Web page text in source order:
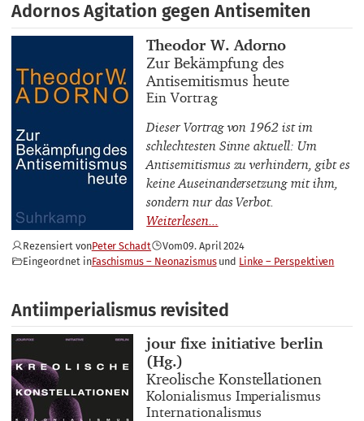
Adornos Agitation gegen Antisemiten
Buchautor_innen
Theodor W. Adorno
Buchtitel
Zur Bekämpfung des
Antisemitismus heute
Buchuntertitel
Ein Vortrag
Dieser Vortrag von 1962 ist im
schlechtesten Sinne aktuell: Um
Antisemitismus zu verhindern, gibt es
keine Auseinandersetzung mit ihm,
sondern nur das Verbot.
Rezensiert vonPeter Schadt Vom09. April 2024
Eingeordnet inFaschismus – Neonazismus Linke – Perspektiven
Antiimperialismus revisited
Buchautor_innen
jour fixe initiative berlin
(Hg.)
Buchtitel
Kreolische Konstellationen
Buchuntertitel
Kolonialismus Imperialismus
Internationalismus